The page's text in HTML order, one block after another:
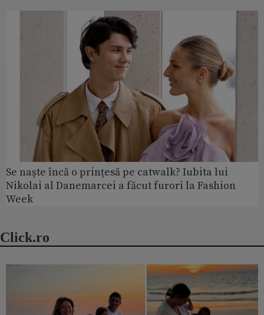
Se naște încă o prințesă pe catwalk? Iubita lui
Nikolai al Danemarcei a făcut furori la Fashion
Week
Click.ro